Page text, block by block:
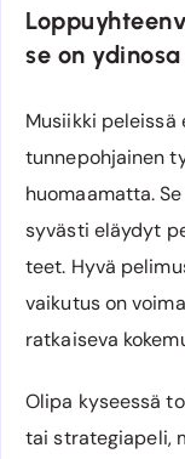
se on
Musiikki peleissä
tunnepohjainen
huomaamatta.
syvästi eläydyt
teet. Hyvä
vaikutus on
ratkaiseva
Olipa kyseessä
tai strategiapeli,